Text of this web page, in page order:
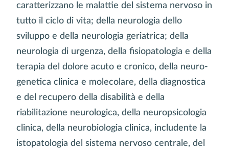
caratterizzano le malattie del sistema nervoso in
tutto il ciclo di vita; della neurologia dello
sviluppo e della neurologia geriatrica; della
neurologia di urgenza, della fisiopatologia e della
terapia del dolore acuto e cronico, della neuro-
genetica clinica e molecolare, della diagnostica
e del recupero della disabilità e della
riabilitazione neurologica, della neuropsicologia
clinica, della neurobiologia clinica, includente la
istopatologia del sistema nervoso centrale, del